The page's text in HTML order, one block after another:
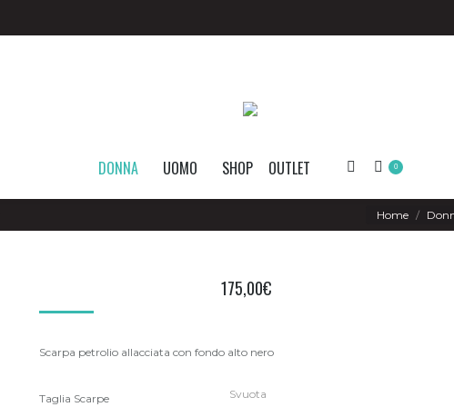
DONNA UOMO SHOP OUTLET Search: 0
You are here:
Home
175,00€
Scarpa petrolio allacciata con fondo alto nero
Taglia Scarpe Svuota